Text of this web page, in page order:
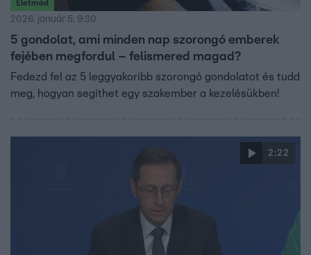
Életmód
2026. január 5. 9:30
5 gondolat, ami minden nap szorongó emberek
fejében megfordul – felismered magad?
Fedezd fel az 5 leggyakoribb szorongó gondolatot és tudd
meg, hogyan segíthet egy szakember a kezelésükben!
2:22